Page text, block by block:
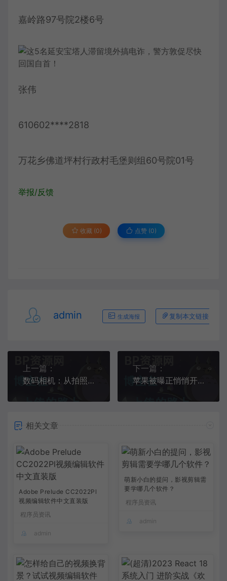
嘉岭路97号院2楼6号
张伟
610602****2818
万花乡佛道坪村行政村毛堡则组60号院01号
举报/反馈
收藏 (0) 点赞 (0)
admin 生成海报 复制本文链接
上一篇：
数码相机：从拍照到图像处理的智能工具演员休息时都在干嘛？唐僧躲在树林抽烟，在看杨紫我却可以笑一天
下一篇：
苹果被曝正悄悄开发大模型，创建聊天机器人“Apple GPT”回顾：从全民女神到被骂滚蛋，谷爱凌做错了什么？只能说现实太悲哀
相关文章
Adobe Prelude CC2022Pl
视频编辑软件中文直装版
程序员资讯
admin
萌新小白的提问，影视剪辑需
要学哪几个软件？
程序员资讯
admin